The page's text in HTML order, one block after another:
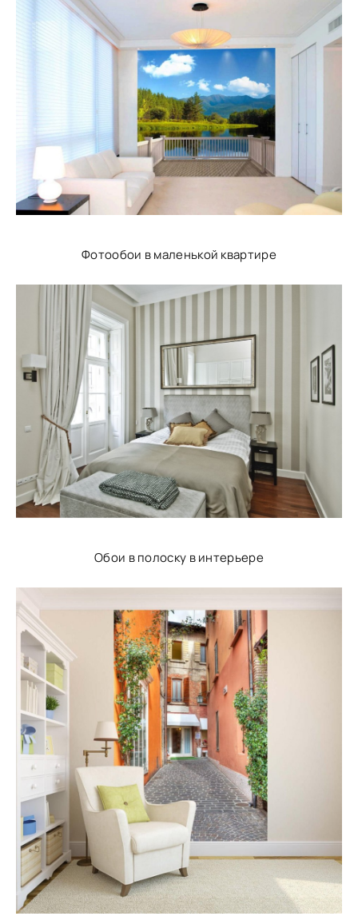
Фотообои в маленькой квартире
Обои в полоску в интерьере